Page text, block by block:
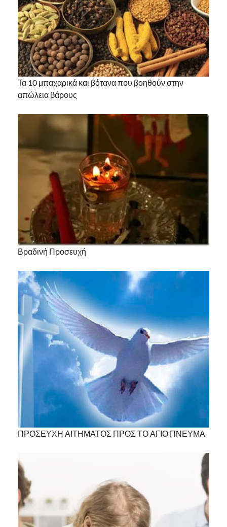
Τα 10 μπαχαρικά και βότανα που βοηθούν στην
απώλεια βάρους
Βραδινή Προσευχή
ΠΡΟΣΕΥΧΗ ΑΙΤΗΜΑΤΟΣ ΠΡΟΣ ΤΟ ΑΓΙΟ ΠΝΕΥΜΑ